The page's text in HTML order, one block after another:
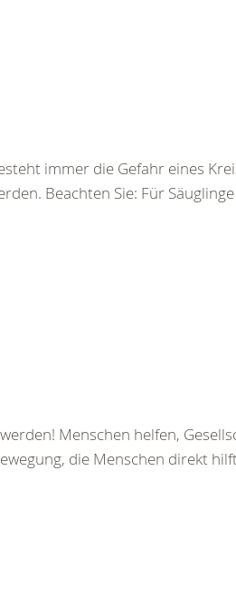
immer die Gefahr eines
Beachten Sie: Für
Menschen helfen,
die Menschen direkt